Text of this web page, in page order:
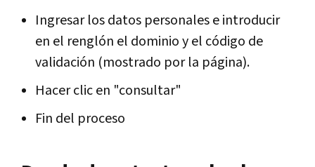
Ingresar los datos personales e introducir
en el renglón el dominio y el código de
validación (mostrado por la página).
Hacer clic en "consultar"
Fin del proceso